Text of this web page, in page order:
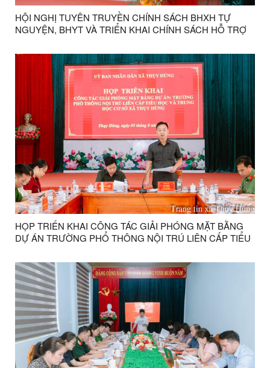
HỘI NGHỊ TUYÊN TRUYỀN CHÍNH SÁCH BHXH TỰ
NGUYỆN, BHYT VÀ TRIỂN KHAI CHÍNH SÁCH HỖ TRỢ
HỌP TRIỂN KHAI CÔNG TÁC GIẢI PHÓNG MẶT BẰNG
DỰ ÁN TRƯỜNG PHỔ THÔNG NỘI TRÚ LIÊN CẤP TIỂU